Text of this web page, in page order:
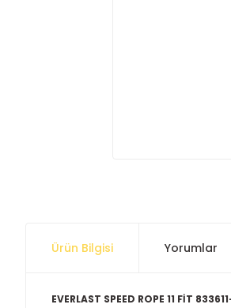
Ürün Bilgisi Yorumlar
EVERLAST SPEED ROPE 11 FİT